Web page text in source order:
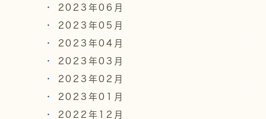
2023年06月
2023年05月
2023年04月
2023年03月
2023年02月
2023年01月
2022年12月